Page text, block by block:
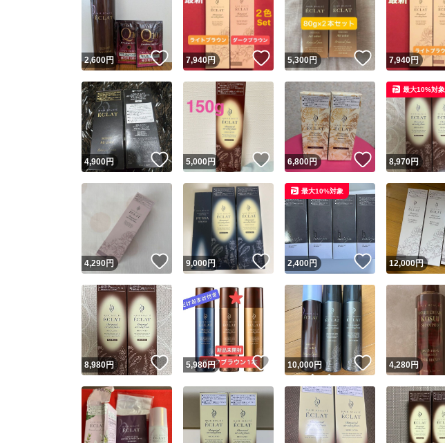
2,600円 いいね！
7,940円 いいね！
5,300円 いいね！
7,940円
4,900円 いいね！
5,000円 いいね！
6,800円 いいね！
8,970円
最大10%対象
4,290円 いいね！
9,000円 いいね！
2,400円 いいね！
最大10%対象
12,000円
8,980円 いいね！
5,980円 いいね！
10,000円 いいね！
4,280円